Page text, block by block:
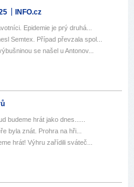
INFO.cz
Epidemie je prý druhá...
Semtex. Případ převzala spol...
se našel u Antonov...
budeme hrát jako dnes......
byla znát. Prohra na hři...
hrát! Výhru zařídili sváteč...